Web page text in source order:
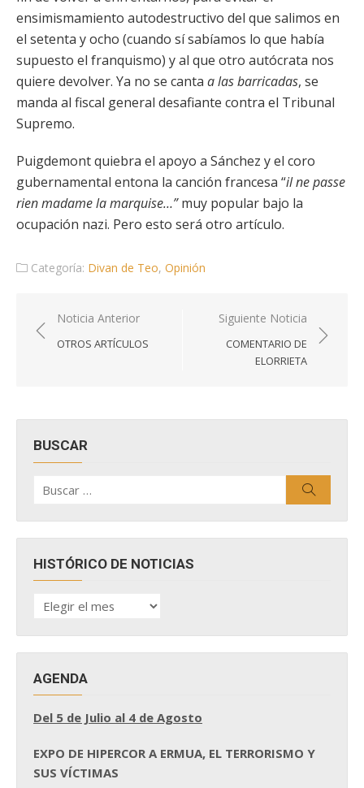
ensimismamiento autodestructivo del que salimos en
el setenta y ocho (cuando sí sabíamos lo que había
supuesto el franquismo) y al que otro autócrata nos
quiere devolver. Ya no se canta a las barricadas, se
manda al fiscal general desafiante contra el Tribunal
Supremo.
Puigdemont quiebra el apoyo a Sánchez y el coro
gubernamental entona la canción francesa “il ne passe
rien madame la marquise…”muy popular bajo la
ocupación nazi. Pero esto será otro artículo.
Categoría: Divan de Teo, Opinión
Navegación
de
Noticia Anterior
OTROS ARTÍCULOS
Siguiente Noticia
COMENTARIO DE
ELORRIETA
BUSCAR
por:
HISTÓRICO DE NOTICIAS
HISTÓRICO
DE
AGENDA
Del 5 de Julio al 4 de Agosto
EXPO DE HIPERCOR A ERMUA, EL TERRORISMO Y
SUS VÍCTIMAS